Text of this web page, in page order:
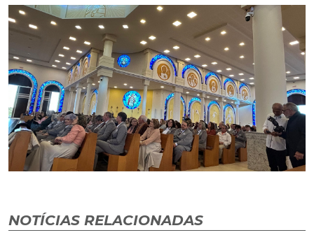
NOTÍCIAS RELACIONADAS